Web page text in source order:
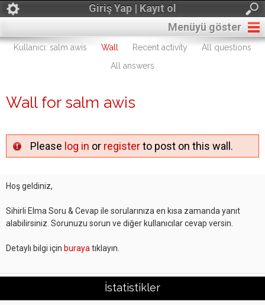
Giriş Yap | Kayıt ol
Menüyü göster
Kullanıcı: salm awis Wall Recent activity
All questions
All answers
Wall for salm awis
Please log in or registerto post on this wall.
Hoş geldiniz,
Sihirli Elma Soru & Cevap ile sorularınıza en kısa zamanda yanıt
alabilirsiniz. Sorunuzu sorun ve diğer kullanıcılar cevap versin.
Detaylı bilgi için buraya tıklayın.
İstatistikler